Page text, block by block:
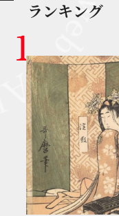
ランキング